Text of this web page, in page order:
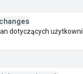
changes
dotyczących